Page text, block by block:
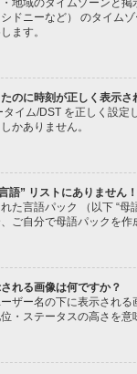
ドニーなど） のタイム
ます。
のに時刻が正しく表示さ
タイム/DST を正しく設
かありません。
語” リストにありません！
た言語パック （以下 “
ご自分で母語パックを
れる画像は何ですか？
ザー名の下に表示され
・ステータスの高さを